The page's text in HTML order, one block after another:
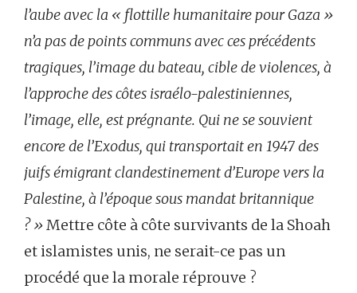
l’aube avec la « flottille humanitaire pour Gaza »
n’a pas de points communs avec ces précédents
tragiques, l’image du bateau, cible de violences, à
l’approche des côtes israélo-palestiniennes,
l’image, elle, est prégnante. Qui ne se souvient
encore de l’Exodus, qui transportait en 1947 des
juifs émigrant clandestinement d’Europe vers la
Palestine, à l’époque sous mandat britannique
? »Mettre côte à côte survivants de la Shoah
et islamistes unis, ne serait-ce pas un
procédé que la morale réprouve ?